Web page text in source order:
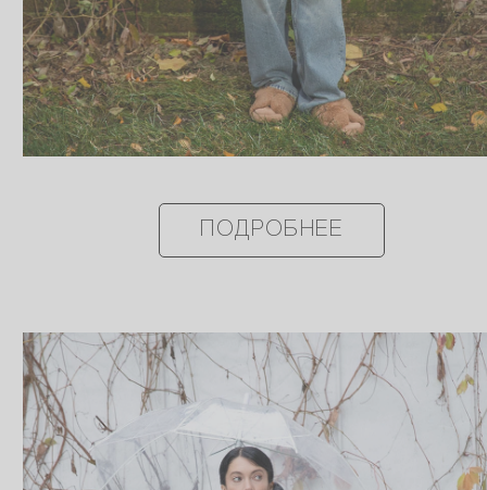
ПОДРОБНЕЕ